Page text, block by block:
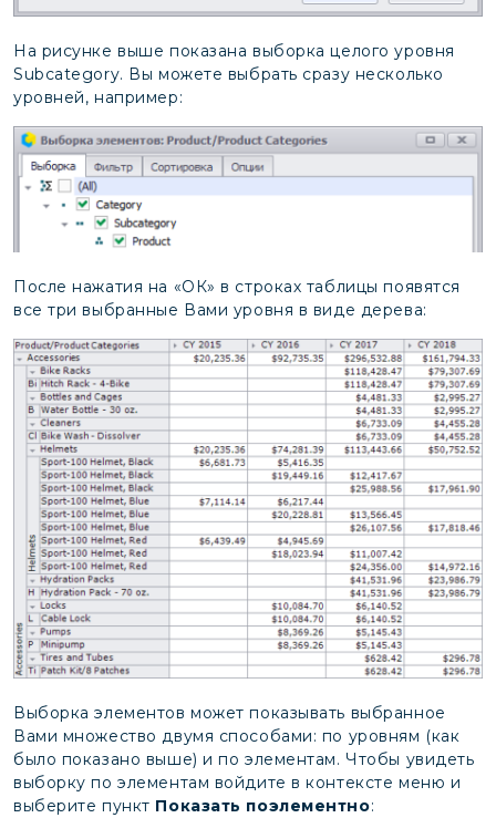
На рисунке выше показана выборка целого уровня
Subcategory. Вы можете выбрать сразу несколько
уровней, например:
После нажатия на «ОК» в строках таблицы появятся
все три выбранные Вами уровня в виде дерева:
Выборка элементов может показывать выбранное
Вами множество двумя способами: по уровням (как
было показано выше) и по элементам. Чтобы увидеть
выборку по элементам войдите в контексте меню и
выберите пункт Показать поэлементно: